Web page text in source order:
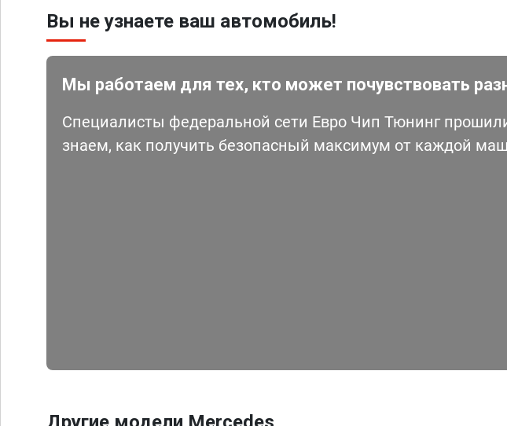
Вы не узнаете ваш автомобиль!
Мы работаем для тех, кто может почувствовать
Специалисты федеральной сети Евро Чип Тюнинг
знаем, как получить безопасный максимум от каждой